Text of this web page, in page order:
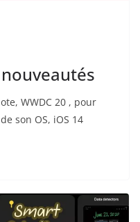
WWDC 20 , pour
son OS, iOS 14